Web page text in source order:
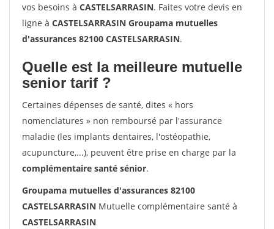
vos besoins à CASTELSARRASIN. Faites votre devis en
ligne à CASTELSARRASIN Groupama mutuelles
d'assurances 82100 CASTELSARRASIN.
Quelle est la meilleure mutuelle
senior tarif ?
Certaines dépenses de santé, dites « hors
nomenclatures » non remboursé par l'assurance
maladie (les implants dentaires, l'ostéopathie,
acupuncture,...), peuvent être prise en charge par la
complémentaire santé sénior.
Groupama mutuelles d'assurances 82100
CASTELSARRASIN Mutuelle complémentaire santé à
CASTELSARRASIN